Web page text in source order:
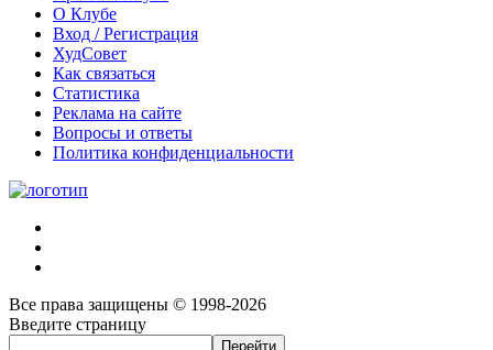
О Клубе
Вход / Регистрация
ХудСовет
Как связаться
Статистика
Реклама на сайте
Вопросы и ответы
Политика конфиденциальности
Все права защищены © 1998-2026
Введите страницу